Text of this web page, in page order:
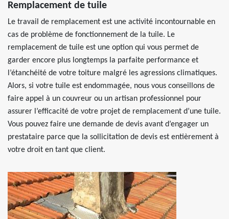
Remplacement de tuile
Le travail de remplacement est une activité incontournable en
cas de problème de fonctionnement de la tuile. Le
remplacement de tuile est une option qui vous permet de
garder encore plus longtemps la parfaite performance et
l’étanchéité de votre toiture malgré les agressions climatiques.
Alors, si votre tuile est endommagée, nous vous conseillons de
faire appel à un couvreur ou un artisan professionnel pour
assurer l’efficacité de votre projet de remplacement d’une tuile.
Vous pouvez faire une demande de devis avant d’engager un
prestataire parce que la sollicitation de devis est entièrement à
votre droit en tant que client.